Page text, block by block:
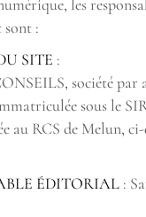
les
sont :
SITE :
société par
sous le
au RCS de Melun, ci-
ÉDITORIAL: